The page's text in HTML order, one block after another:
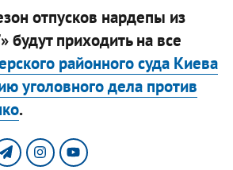
отпусков нардепы из
приходить на все
районного суда Киева
уголовного дела против
.